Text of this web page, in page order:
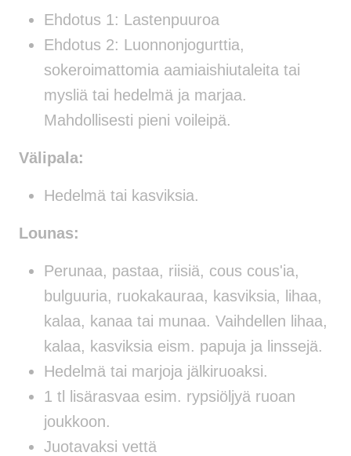
Ehdotus 1: Lastenpuuroa
Ehdotus 2: Luonnonjogurttia,
sokeroimattomia aamiaishiutaleita tai
mysliä tai hedelmä ja marjaa.
Mahdollisesti pieni voileipä.
Välipala:
Hedelmä tai kasviksia.
Lounas:
Perunaa, pastaa, riisiä, cous cous'ia,
bulguuria, ruokakauraa, kasviksia, lihaa,
kalaa, kanaa tai munaa. Vaihdellen lihaa,
kalaa, kasviksia eism. papuja ja linssejä.
Hedelmä tai marjoja jälkiruoaksi.
1 tl lisärasvaa esim. rypsiöljyä ruoan
joukkoon.
Juotavaksi vettä